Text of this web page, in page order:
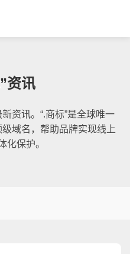
资讯
资讯。“.商标”是全球唯一
域名，帮助品牌实现线上
化保护。